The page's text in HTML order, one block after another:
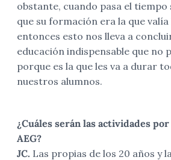
obstante, cuando pasa el tiempo
que su formación era la que
entonces esto nos lleva a
educación indispensable que no
porque es la que les va a durar
nuestros alumnos.
¿Cuáles serán las actividades
AEG?
JC. Las propias de los 20 años y